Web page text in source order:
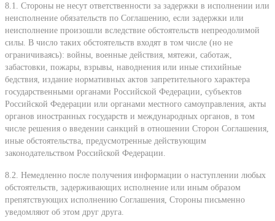
8.1. Стороны не несут ответственности за задержки в исполнении или
неисполнение обязательств по Соглашению, если задержки или
неисполнение произошли вследствие обстоятельств непреодолимой
силы. В число таких обстоятельств входят в том числе (но не
ограничиваясь): войны, военные действия, мятежи, саботаж,
забастовки, пожары, взрывы, наводнения или иные стихийные
бедствия, издание нормативных актов запретительного характера
государственными органами Российской Федерации, субъектов
Российской Федерации или органами местного самоуправления, акты
органов иностранных государств и международных органов, в том
числе решения о введении санкций в отношении Сторон Соглашения,
иные обстоятельства, предусмотренные действующим
законодательством Российской Федерации.
8.2. Немедленно после получения информации о наступлении любых
обстоятельств, задерживающих исполнение или иным образом
препятствующих исполнению Соглашения, Стороны письменно
уведомляют об этом друг друга.